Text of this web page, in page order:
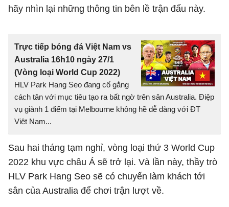
hãy nhìn lại những thông tin bên lề trận đấu này.
Trực tiếp bóng đá Việt Nam vs
Australia 16h10 ngày 27/1
(Vòng loại World Cup 2022)
HLV Park Hang Seo đang cố gắng
cách tân với mục tiêu tạo ra bất ngờ trên sân Australia. Điệp
vụ giành 1 điểm tại Melbourne không hề dễ dàng với ĐT
Việt Nam...
Sau hai tháng tạm nghỉ, vòng loại thứ 3 World Cup
2022 khu vực châu Á sẽ trở lại. Và lần này, thầy trò
HLV Park Hang Seo sẽ có chuyến làm khách tới
sân của Australia để chơi trận lượt về.